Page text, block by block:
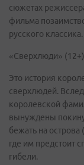
сюжетах
фильма
русского классика.
«Сверхлюди» (12+)
Это история
сверхлюдей.
королевской
вынуждены
бежать на
где им предстоит
гибели.